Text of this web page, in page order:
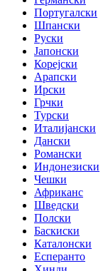
Португалски
Шпански
Руски
Јапонски
Корејски
Арапски
Ирски
Грчки
Турски
Италијански
Дански
Романски
Индонезиски
Чешки
Африканс
Шведски
Полски
Баскиски
Каталонски
Есперанто